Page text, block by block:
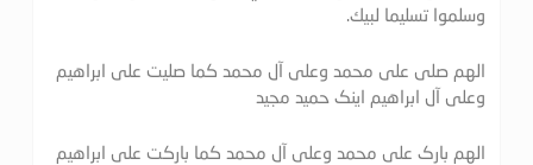
وسلموا تسليما لبيك.
الهم صلی علی محمد وعلی آل محمد کما صلیت علی ابراهیم
وعلی آل ابراهیم اینک حمید مجید
الهم بارک علی محمد وعلی آل محمد کما بارکت علی ابراهیم